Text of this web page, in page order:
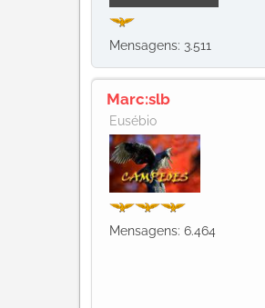
Mensagens: 3.511
Marc:slb
Eusébio
Mensagens: 6.464